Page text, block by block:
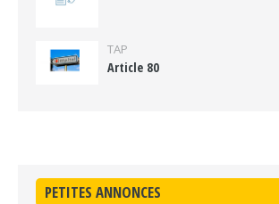
TAP
Article 80
PETITES ANNONCES